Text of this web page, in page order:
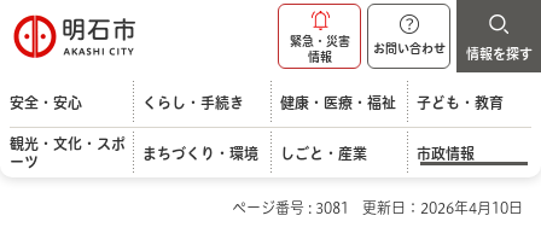
明石市
緊急・災害
情報
お問い合わせ 情報を探す
安全・安心 くらし・手続き 健康・医療・福祉 子ども・教育
観光・文化・スポ
ーツ
まちづくり・環境 しごと・産業 市政情報
ページ番号 : 3081 更新日：2026年4月10日